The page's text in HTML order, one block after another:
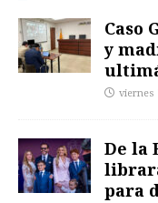
Caso
y
viernes
De la
para